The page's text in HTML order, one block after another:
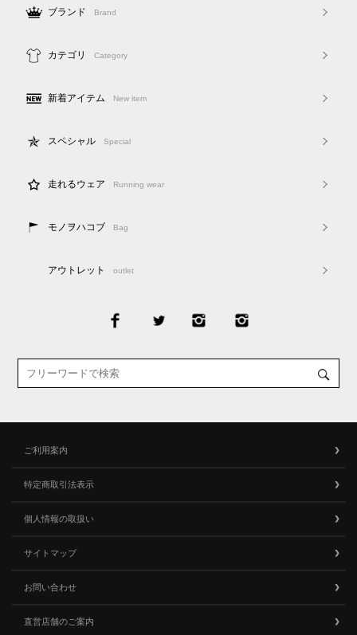
ブランド Brand
カテゴリ Category
新着アイテム New item
スペシャル Special
走れるウェア Running wear
モノヲハコブ Bag
アウトレット outlet
ご利用案内
特定商取引法表示
個人情報の取扱い
サイトマップ
お問い合わせ
直営店舗のご案内